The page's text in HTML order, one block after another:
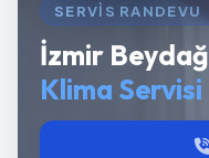
SERVIS RANDEVU
İzmir Beydağ
Klima Servisi